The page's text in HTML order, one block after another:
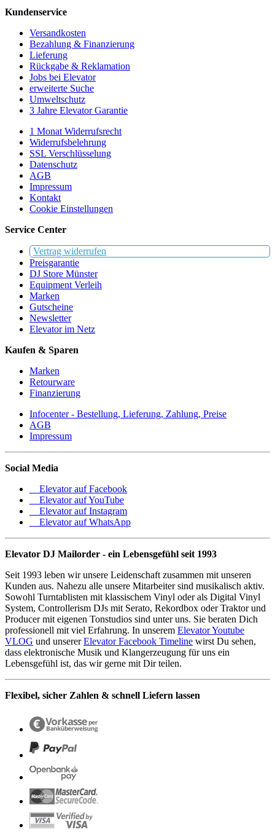
Kundenservice
Versandkosten
Bezahlung & Finanzierung
Lieferung
Rückgabe & Reklamation
Jobs bei Elevator
erweiterte Suche
Umweltschutz
3 Jahre Elevator Garantie
1 Monat Widerrufsrecht
Widerrufsbelehrung
SSL Verschlüsselung
Datenschutz
AGB
Impressum
Kontakt
Cookie Einstellungen
Service Center
Vertrag widerrufen
Preisgarantie
DJ Store Münster
Equipment Verleih
Marken
Gutscheine
Newsletter
Elevator im Netz
Kaufen & Sparen
Marken
Retourware
Finanzierung
Infocenter - Bestellung, Lieferung, Zahlung, Preise
AGB
Impressum
Social Media
Elevator auf Facebook
Elevator auf YouTube
Elevator auf Instagram
Elevator auf WhatsApp
Elevator DJ Mailorder - ein Lebensgefühl seit 1993
Seit 1993 leben wir unsere Leidenschaft zusammen mit unseren
Kunden aus. Nahezu alle unsere Mitarbeiter sind musikalisch aktiv.
Sowohl Turntablisten mit klassischem Vinyl oder als Digital Vinyl
System, Controllerism DJs mit Serato, Rekordbox oder Traktor und
Producer mit eigenen Tonstudios sind unter uns. Sie beraten Dich
professionell mit viel Erfahrung. In unserem Elevator Youtube
VLOG und unsererElevator Facebook Timeline wirst Du sehen,
dass elektronische Musik und Klangerzeugung für uns ein
Lebensgefühl ist, das wir gerne mit Dir teilen.
Flexibel, sicher Zahlen & schnell Liefern lassen